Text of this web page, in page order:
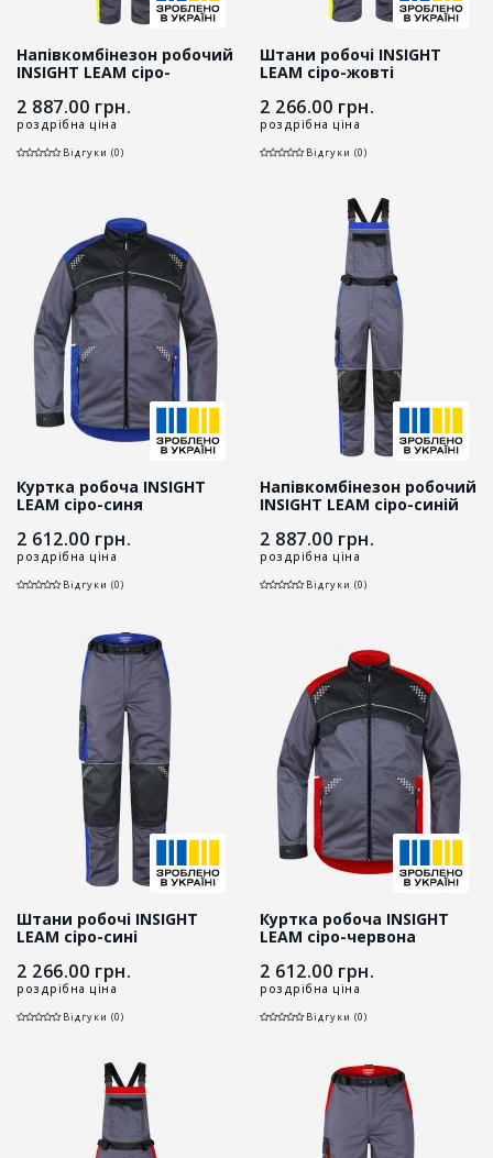
Напівкомбінезон робочий
INSIGHT LEAM сіро-
2 887.00 грн.
роздрібна ціна
Відгуки (0)
Штани робочі INSIGHT
LEAM сіро-жовті
2 266.00 грн.
роздрібна ціна
Відгуки (0)
Куртка робоча INSIGHT
LEAM сіро-синя
2 612.00 грн.
роздрібна ціна
Відгуки (0)
Напівкомбінезон робочий
INSIGHT LEAM сіро-синій
2 887.00 грн.
роздрібна ціна
Відгуки (0)
Штани робочі INSIGHT
LEAM сіро-сині
2 266.00 грн.
роздрібна ціна
Відгуки (0)
Куртка робоча INSIGHT
LEAM сіро-червона
2 612.00 грн.
роздрібна ціна
Відгуки (0)